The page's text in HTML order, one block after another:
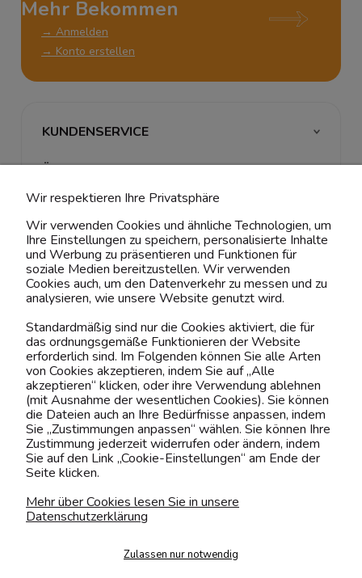
Mehr Bekommen
→ Anmelden
→ Konto erstellen
Kontaktiere uns!
0151 12200811
shop@yourhouse24.eu
Mo. - Fr. 07:00-15:00
KUNDENSERVICE
ÜBER UNS & RECHTLICHES
MEIN ACCOUNT
BELIEBTE KATEGORIEN
Wir respektieren Ihre Privatsphäre
Wir verwenden Cookies und ähnliche Technologien, um
Ihre Einstellungen zu speichern, personalisierte Inhalte
und Werbung zu präsentieren und Funktionen für
soziale Medien bereitzustellen. Wir verwenden
Cookies auch, um den Datenverkehr zu messen und zu
analysieren, wie unsere Website genutzt wird.
Standardmäßig sind nur die Cookies aktiviert, die für
das ordnungsgemäße Funktionieren der Website
erforderlich sind. Im Folgenden können Sie alle Arten
von Cookies akzeptieren, indem Sie auf „Alle
akzeptieren“ klicken, oder ihre Verwendung ablehnen
(mit Ausnahme der wesentlichen Cookies). Sie können
die Dateien auch an Ihre Bedürfnisse anpassen, indem
Sie „Zustimmungen anpassen“ wählen. Sie können Ihre
Zustimmung jederzeit widerrufen oder ändern, indem
Sie auf den Link „Cookie-Einstellungen“ am Ende der
Seite klicken.
Mehr über Cookies lesen Sie in unsere
Datenschutzerklärung
Zulassen nur notwendig